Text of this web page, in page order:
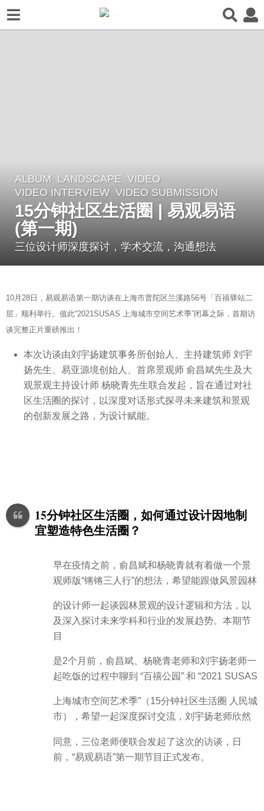
5
y
e
a
r
o
5
y
ALBUM ,LANDSCAPE ,VIDEO
VIDEO INTERVIEW
,VIDEO SUBMISSION
15分钟社区生活圈 | 易观易语
(第一期)
三位设计师深度探讨，学术交流，沟通想法
y
S
e
10月28日，易观易语第一期访谈在上海市普陀区兰溪路56号「百禧驿站二
层」顺利举行。值此“2021SUSAS 上海城市空间艺术季”闭幕之际，首期访
谈完整正片重磅推出！
本次访谈由刘宇扬建筑事务所创始人、主持建筑师 刘宇
扬先生、易亚源境创始人、首席景观师 俞昌斌先生及大
观景观主持设计师 杨晓青先生联合发起，旨在通过对社
区生活圈的探讨，以深度对话形式探寻未来建筑和景观
的创新发展之路，为设计赋能。
15分钟社区生活圈，如何通过设计因地制
宜塑造特色生活圈？
早在疫情之前，俞昌斌和杨晓青就有着做一个景
观师版“锵锵三人行”的想法，希望能跟做风景园林
的设计师一起谈园林景观的设计逻辑和方法，以
及深入探讨未来学科和行业的发展趋势。本期节
目
是2个月前，俞昌斌、杨晓青老师和刘宇扬老师一
起吃饭的过程中聊到 “百禧公园” 和 “2021 SUSAS
上海城市空间艺术季”（15分钟社区生活圈 人民城
市），希望一起深度探讨交流，刘宇扬老师欣然
同意，三位老师便联合发起了这次的访谈，日
前，“易观易语”第一期节目正式发布。